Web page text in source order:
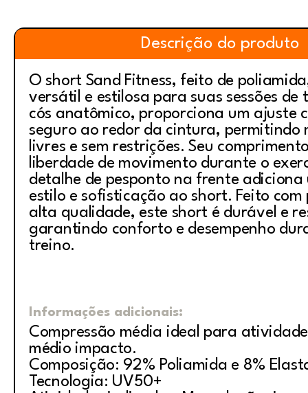
Descrição do produto
O short Sand Fitness, feito de
versátil e estilosa para suas sessões de
cós anatômico, proporciona um ajuste
seguro ao redor da cintura, permitindo
livres e sem restrições. Seu
liberdade de movimento durante o
detalhe de pesponto na frente adiciona
estilo e sofisticação ao short. Feito com
alta qualidade, este short é durável e
garantindo conforto e desempenho
treino.
Informações adicionais:
Compressão média ideal para
médio impacto.
Composição: 92% Poliamida e 8%
Tecnologia: UV50+